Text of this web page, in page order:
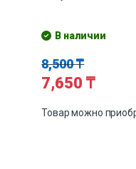
В наличии
8,500₸
7,650 ₸
Товар можно